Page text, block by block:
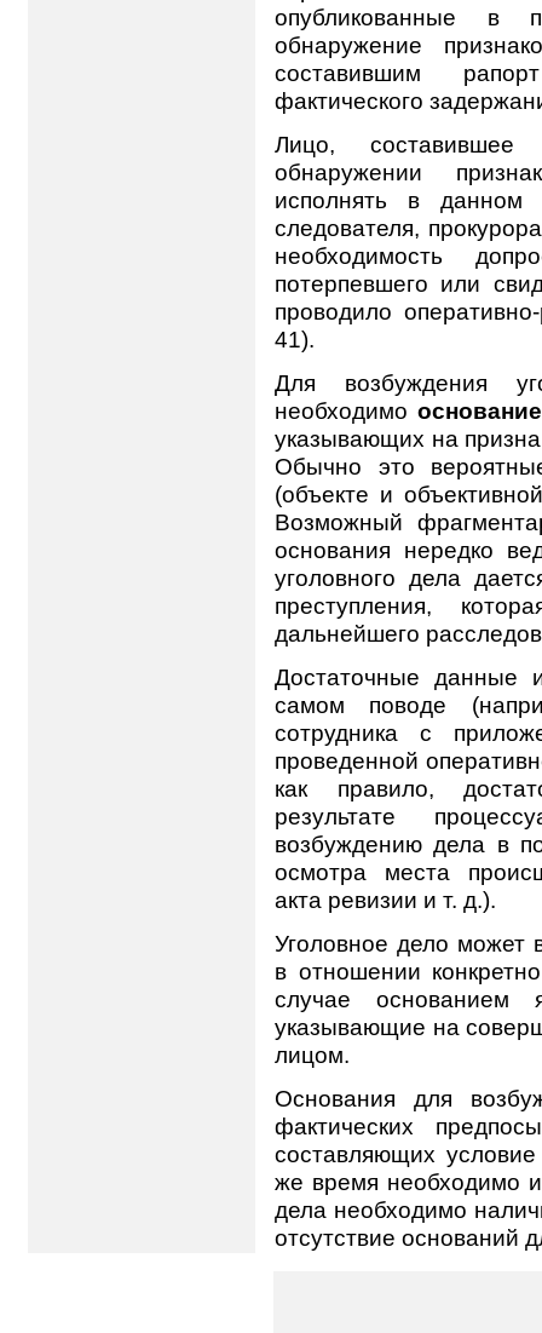
опубликованные в
обнаружение
составившим
фактического
Лицо, составившее
обнаружении
исполнять в данном
следователя,
необходимость
потерпевшего или
проводило
41).
Для возбуждения
необходимооснование
указывающих на
Обычно это
(объекте и
Возможный
основания нередко
уголовного дела
преступления,
дальнейшего
Достаточные данные
самом поводе
сотрудника с
проведенной
как правило,
результате
возбуждению дела в
осмотра места
акта ревизии и т. д.).
Уголовное дело может
в отношении
случае основанием
указывающие на
лицом.
Основания для
фактических
составляющих
же время необходимо
дела необходимо
отсутствие оснований